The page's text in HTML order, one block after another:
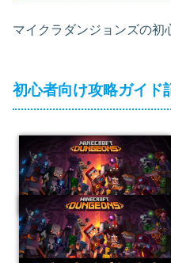
マイクラダンジョンズの初
初心者向け攻略ガイド
序盤攻略と遊び方